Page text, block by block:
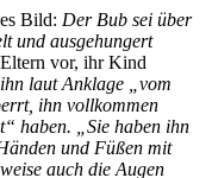
Bild: Der Bub sei über
und ausgehungert
vor, ihr Kind
laut Anklage „vom
ihn vollkommen
haben. „Sie haben ihn
und Füßen mit
auch die Augen